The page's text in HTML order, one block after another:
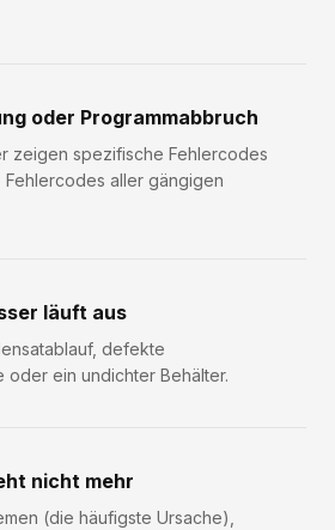
oder Programmabbruch
zeigen spezifische Fehlercodes
Fehlercodes aller gängigen
läuft aus
defekte
oder ein undichter Behälter.
nicht mehr
(die häufigste Ursache),